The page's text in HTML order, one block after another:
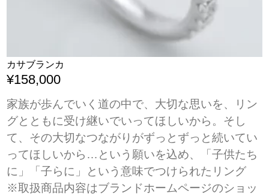
カサブランカ
¥158,000
家族が歩んでいく道の中で、大切な思いを、リン
グとともに受け継いでいってほしいから。そし
て、その大切なつながりがずっとずっと続いてい
ってほしいから…という願いを込め、「子供たち
に」「子らに」という意味でつけられたリング
※取扱商品内容はブランドホームページのショッ